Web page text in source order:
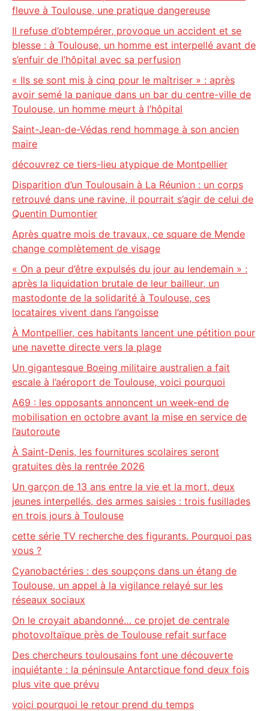
fleuve à Toulouse, une pratique dangereuse
Il refuse d’obtempérer, provoque un accident et se
blesse : à Toulouse, un homme est interpellé avant de
s’enfuir de l’hôpital avec sa perfusion
« Ils se sont mis à cinq pour le maîtriser » : après
avoir semé la panique dans un bar du centre-ville de
Toulouse, un homme meurt à l’hôpital
Saint-Jean-de-Védas rend hommage à son ancien
maire
découvrez ce tiers-lieu atypique de Montpellier
Disparition d’un Toulousain à La Réunion : un corps
retrouvé dans une ravine, il pourrait s’agir de celui de
Quentin Dumontier
Après quatre mois de travaux, ce square de Mende
change complètement de visage
« On a peur d’être expulsés du jour au lendemain » :
après la liquidation brutale de leur bailleur, un
mastodonte de la solidarité à Toulouse, ces
locataires vivent dans l’angoisse
À Montpellier, ces habitants lancent une pétition pour
une navette directe vers la plage
Un gigantesque Boeing militaire australien a fait
escale à l’aéroport de Toulouse, voici pourquoi
A69 : les opposants annoncent un week-end de
mobilisation en octobre avant la mise en service de
l’autoroute
À Saint-Denis, les fournitures scolaires seront
gratuites dès la rentrée 2026
Un garçon de 13 ans entre la vie et la mort, deux
jeunes interpellés, des armes saisies : trois fusillades
en trois jours à Toulouse
cette série TV recherche des figurants. Pourquoi pas
vous ?
Cyanobactéries : des soupçons dans un étang de
Toulouse, un appel à la vigilance relayé sur les
réseaux sociaux
On le croyait abandonné… ce projet de centrale
photovoltaïque près de Toulouse refait surface
Des chercheurs toulousains font une découverte
inquiétante : la péninsule Antarctique fond deux fois
plus vite que prévu
voici pourquoi le retour prend du temps